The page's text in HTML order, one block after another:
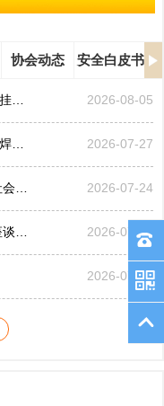
协会动态 安全白皮书
中山市整治承压类特种设备生产单位人员挂靠、临时凑岗、... 2026-08-05
市场监管总局办公厅关于实施《特种设备焊接操作人员考核... 2026-07-27
中共中央 国务院印发《关于加强新时代社会工作的意见》 2026-07-24
2026年全国特种设备安全监察工作推进座谈会在黑龙江哈... 2026-07-21
2026-07-17